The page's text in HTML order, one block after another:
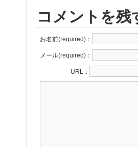
コメントを残
お名前(required)：
メール(required)：
URL：